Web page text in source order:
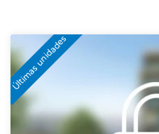
Últimas unidades